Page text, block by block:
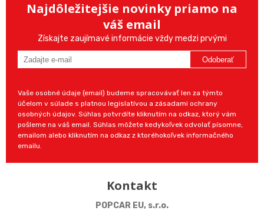
Najdôležitejšie novinky priamo na
váš email
Získajte zaujímavé informácie vždy medzi prvými
Odoberať
Vaše osobné údaje (email) budeme spracovávať len za týmto
účelom v súlade s platnou legislatívou a zásadami ochrany
osobných údajov. Súhlas potvrdíte kliknutím na odkaz, ktorý vám
pošleme na váš email. Súhlas môžete kedykoľvek odvolať písomne,
emailom alebo kliknutím na odkaz z ktoréhokoľvek informačného
emailu.
Kontakt
POPCAR EU, s.r.o.